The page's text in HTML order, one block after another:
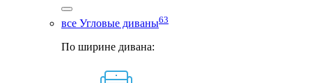
все Угловые диваны63
По ширине дивана: